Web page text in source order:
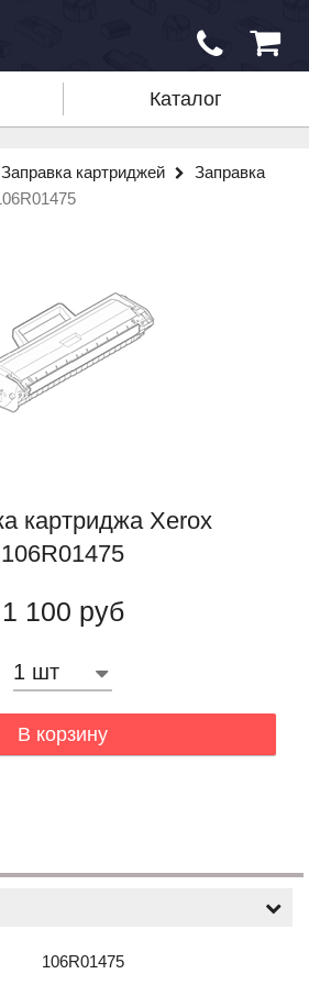
Каталог
Заправка картриджей
Заправка
картриджа Xerox
106R01475
1 100 руб
В корзину
106R01475